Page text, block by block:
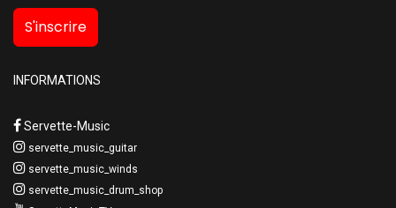
S'inscrire
INFORMATIONS
Servette-Music
servette_music_guitar
servette_music_winds
servette_music_drum_shop